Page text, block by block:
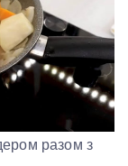
разом з